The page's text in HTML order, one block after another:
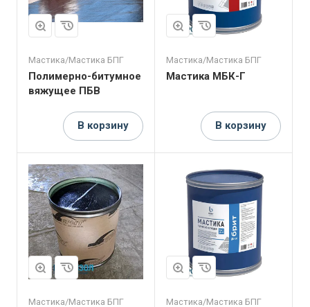
Мастика/Мастика БПГ
Полимерно-битумное
вяжущее ПБВ
В корзину
Мастика/Мастика БПГ
Мастика МБК-Г
В корзину
Мастика/Мастика БПГ Мастика/Мастика БПГ